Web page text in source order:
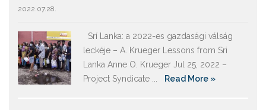
2022.07.28.
Srí Lanka: a 2022-es gazdasági válság
leckéje – A. Krueger Lessons from Sri
Lanka Anne O. Krueger Jul 25, 2022 –
Project Syndicate ...
Read More »